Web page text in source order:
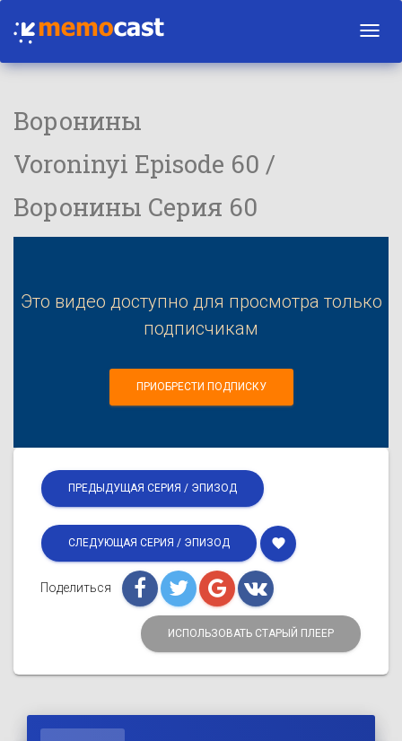
Воронины
Voroninyi Episode 60 /
Воронины Серия 60
Это видео доступно для просмотра только
подписчикам
ПРИОБРЕСТИ ПОДПИСКУ
ПРЕДЫДУЩАЯ СЕРИЯ / ЭПИЗОД
СЛЕДУЮЩАЯ СЕРИЯ / ЭПИЗОД favorite
Поделиться
ИСПОЛЬЗОВАТЬ СТАРЫЙ ПЛЕЕР